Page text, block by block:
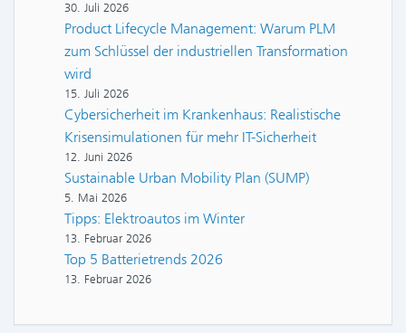
30. Juli 2026
Product Lifecycle Management: Warum PLM
zum Schlüssel der industriellen Transformation
wird
15. Juli 2026
Cybersicherheit im Krankenhaus: Realistische
Krisensimulationen für mehr IT-Sicherheit
12. Juni 2026
Sustainable Urban Mobility Plan (SUMP)
5. Mai 2026
Tipps: Elektroautos im Winter
13. Februar 2026
Top 5 Batterietrends 2026
13. Februar 2026